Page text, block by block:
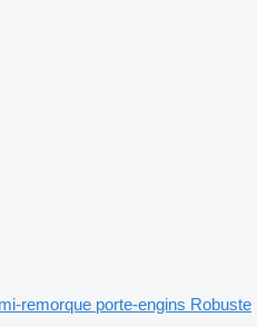
remorque porte-engins Robuste